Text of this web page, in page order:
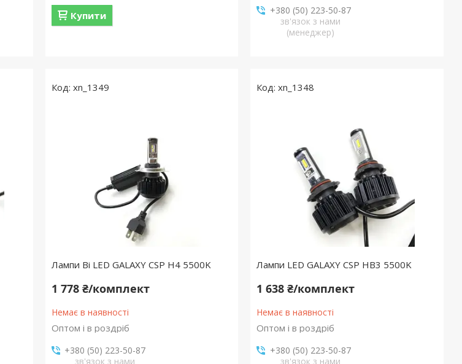
Купити
+380 (50) 223-50-87
зв'язок з нами
(менеджер)
xn_1349
Лампи Bі LED GALAXY CSP H4 5500K
1 778 ₴/комплект
Немає в наявності
Оптом і в роздріб
+380 (50) 223-50-87
зв'язок з нами
xn_1348
Лампи LED GALAXY CSP HB3 5500K
1 638 ₴/комплект
Немає в наявності
Оптом і в роздріб
+380 (50) 223-50-87
зв'язок з нами